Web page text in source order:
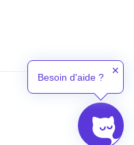
Besoin d'aide ?
✕